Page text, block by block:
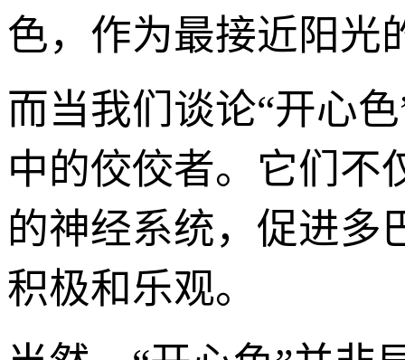
色，作为最接近阳光
而当我们谈论“开心
中的佼佼者。它们不
的神经系统，促进多
积极和乐观。